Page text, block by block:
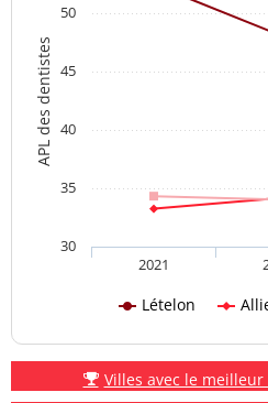
APL des dentistes
Lételon
2021
30
35
40
45
50
Villes avec le